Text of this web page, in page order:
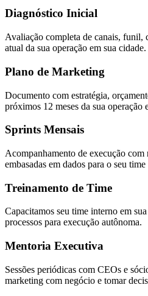
Diagnóstico Inicial
Avaliação completa de canais, funil,
atual da sua operação em sua cidade.
Plano de Marketing
Documento com estratégia,
próximos 12 meses da sua operação
Sprints Mensais
Acompanhamento de execução com
embasadas em dados para o seu
Treinamento de Time
Capacitamos seu time interno em
processos para execução autônoma.
Mentoria Executiva
Sessões periódicas com CEOs e
marketing com negócio e tomar